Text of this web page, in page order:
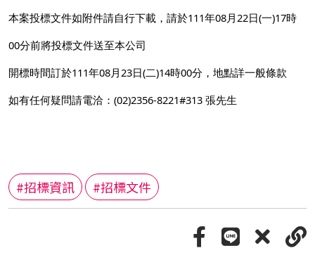
本案投標文件如附件請自行下載，請於111年08月 22日(一)17時
00分前將投標文件送至本公司
開標時間訂於111年08月 23日(二)14時00分，地點詳一般條款
如有任何疑問請電洽： (02)2356-8221#313 張先生
#招標資訊 #招標文件